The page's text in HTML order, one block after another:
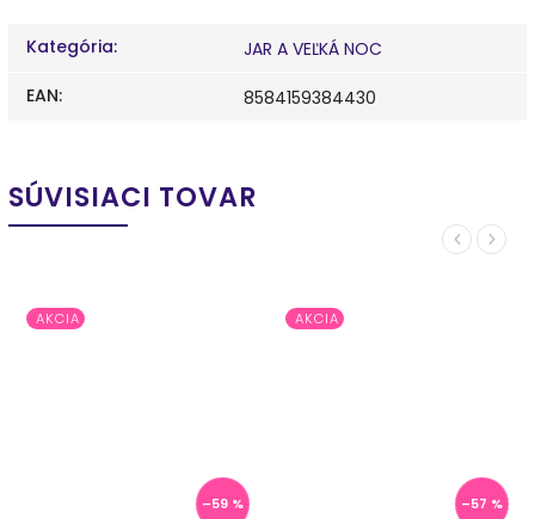
Kategória:
JAR A VEĽKÁ NOC
EAN: 8584159384430
SÚVISIACI TOVAR
Previous
AKCIA
–59 %
AKCIA
–57 %
Next